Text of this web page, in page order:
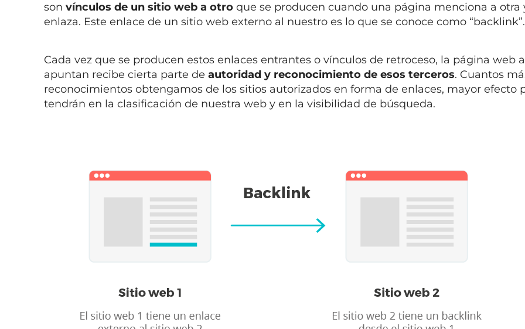
son vínculos de un sitio web a otro que se producen cuando una página menciona a otra
enlaza. Este enlace de un sitio web externo al nuestro es lo que se conoce como “backlink”.
Cada vez que se producen estos enlaces entrantes o vínculos de retroceso, la página web
apuntan recibe cierta parte de autoridad y reconocimiento de esos terceros. Cuantos
reconocimientos obtengamos de los sitios autorizados en forma de enlaces, mayor efecto
tendrán en la clasificación de nuestra web y en la visibilidad de búsqueda.